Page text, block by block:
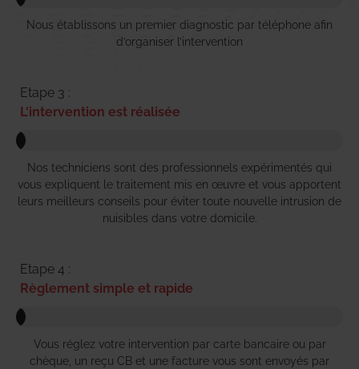
Nous établissons un premier diagnostic par téléphone afin
d’organiser l’intervention
Etape 3 :
L'intervention est réalisée
Nos techniciens sont des professionnels expérimentés qui
vous expliquent le traitement mis en œuvre et vous apportent
leurs meilleurs conseils pour éviter toute nouvelle intrusion de
nuisibles dans votre domicile.
Etape 4 :
Règlement simple et rapide
Vous réglez votre intervention par carte bancaire ou par
chèque, un reçu CB et une facture vous sont envoyés par